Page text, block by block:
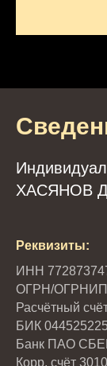
ХАСЯНОВ
Реквизиты:
ИНН
ОГРН/ОГРНИП
Расчётный
БИК
Банк ПАО
Корр. счёт